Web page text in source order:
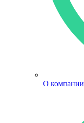
О компании